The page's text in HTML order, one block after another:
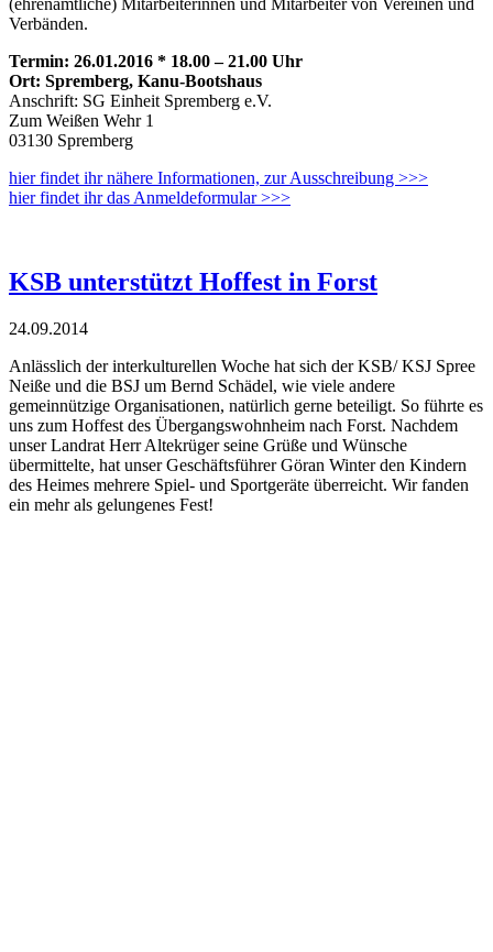
(ehrenamtliche) Mitarbeiterinnen und Mitarbeiter von Vereinen und
Verbänden.
Termin: 26.01.2016 * 18.00 – 21.00 Uhr
Ort: Spremberg, Kanu-Bootshaus
Anschrift: SG Einheit Spremberg e.V.
Zum Weißen Wehr 1
03130 Spremberg
hier findet ihr nähere Informationen, zur Ausschreibung >>>
hier findet ihr das Anmeldeformular >>>
KSB unterstützt Hoffest in Forst
24.09.2014
Anlässlich der interkulturellen Woche hat sich der KSB/ KSJ Spree
Neiße und die BSJ um Bernd Schädel, wie viele andere
gemeinnützige Organisationen, natürlich gerne beteiligt. So führte es
uns zum Hoffest des Übergangswohnheim nach Forst. Nachdem
unser Landrat Herr Altekrüger seine Grüße und Wünsche
übermittelte, hat unser Geschäftsführer Göran Winter den Kindern
des Heimes mehrere Spiel- und Sportgeräte überreicht. Wir fanden
ein mehr als gelungenes Fest!